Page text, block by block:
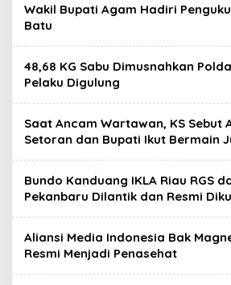
Wakil Bupati Agam Hadiri
Batu
48,68 KG Sabu Dimusnahkan
Pelaku Digulung
Saat Ancam Wartawan, KS Sebut
Setoran dan Bupati Ikut Bermain
Bundo Kanduang IKLA Riau RGS
Pekanbaru Dilantik dan Resmi
Aliansi Media Indonesia Bak
Resmi Menjadi Penasehat